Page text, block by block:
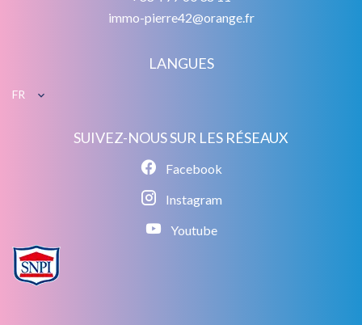
immo-pierre42@orange.fr
LANGUES
FR
SUIVEZ-NOUS SUR LES RÉSEAUX
Facebook
Instagram
Youtube